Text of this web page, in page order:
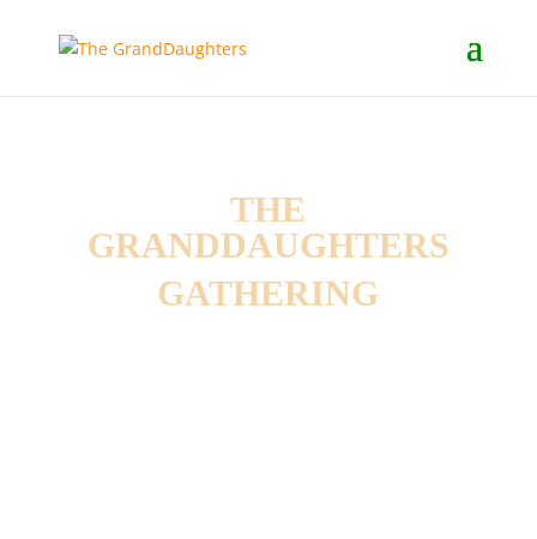
THE
GRANDDAUGHTERS
GATHERING